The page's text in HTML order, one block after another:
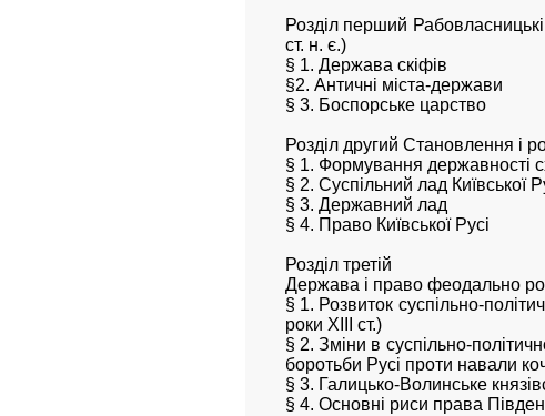
Розділ перший
ст. н. є.)
§ 1. Держава скіфів
§2. Античні міста-держави
§ 3. Боспорське царство
Розділ другий Становлення і
§ 1. Формування державності
§ 2. Суспільний лад
§ 3. Державний лад
§ 4. Право Київської Русі
Розділ третій
Держава і право феодально
§ 1. Розвиток суспільно-
роки XIII ст.)
§ 2. Зміни в суспільно-
боротьби Русі проти навали
§ 3. Галицько-Волинське
§ 4. Основні риси права